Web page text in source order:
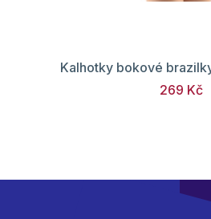
Kalhotky bokové
269 Kč